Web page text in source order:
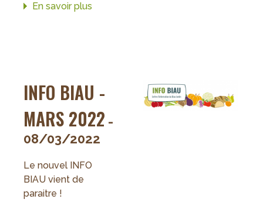
En savoir plus
INFO BIAU -
MARS 2022 -
08/03/2022
Le nouvel INFO
BIAU vient de
paraitre !